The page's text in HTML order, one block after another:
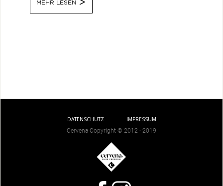
MEHR LESEN
DATENSCHUTZ
IMPRESSUM
Cervena Copyright © 2012 - 2019